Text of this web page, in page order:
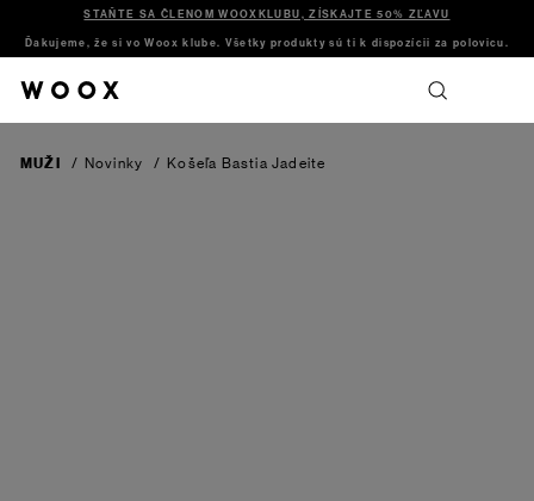
STAŇTE SA ČLENOM WOOXKLUBU, ZÍSKAJTE 50% ZĽAVU
Ďakujeme, že si vo Woox klube. Všetky produkty sú ti k dispozícii za polovicu.
MUŽI / Novinky / Košeľa BastiaJadeite